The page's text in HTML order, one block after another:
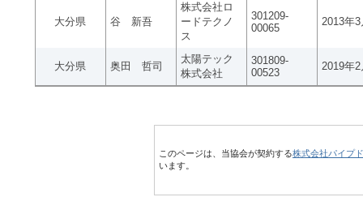
大分県 谷 新吾
株式会社ロ
ードテクノ
ス
301209-
00065
2013年3
大分県 奥田 哲司
太陽テック
株式会社
301809-
00523
2019年2
このページは、当協会が契約する株式会社パイプ
います。